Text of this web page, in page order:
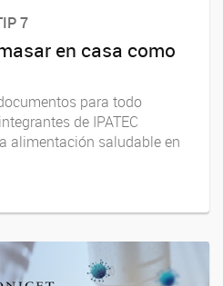
7
en casa como
para todo
de IPATEC
alimentación saludable en